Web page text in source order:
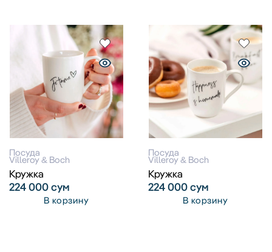
Посуда
Villeroy & Boch
Кружка
224 000сум
В корзину
Посуда
Villeroy & Boch
Кружка
224 000сум
В корзину